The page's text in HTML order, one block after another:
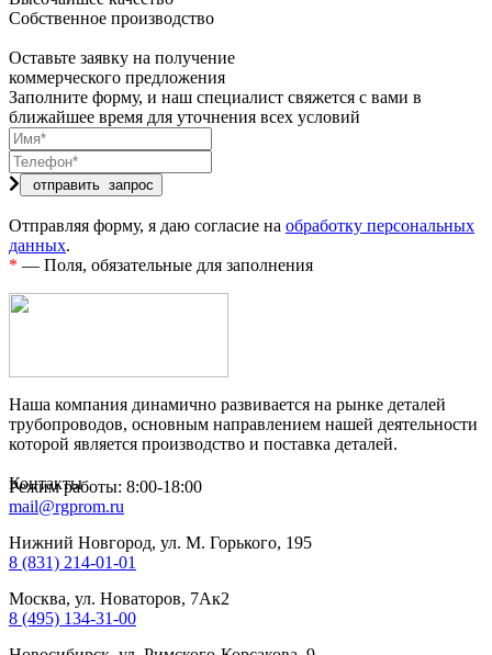
Собственное производство
Оставьте заявку на получение
коммерческого предложения
Заполните форму, и наш специалист свяжется с вами в
ближайшее время для уточнения всех условий
Отправляя форму, я даю согласие на обработку персональных
данных.
* — Поля, обязательные для заполнения
Наша компания динамично развивается на рынке деталей
трубопроводов, основным направлением нашей деятельности
которой является производство и поставка деталей.
Контакты
Режим работы: 8:00-18:00
mail@rgprom.ru
Нижний Новгород, ул. М. Горького, 195
8 (831) 214-01-01
Москва, ул. Новаторов, 7Ак2
8 (495) 134-31-00